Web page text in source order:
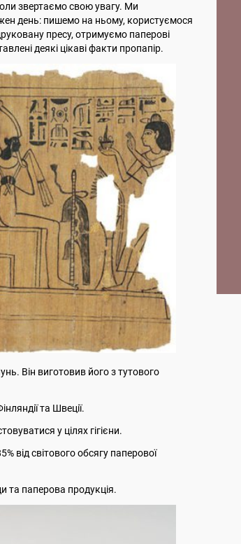
звертаємо свою увагу. Ми
день: пишемо на ньому, користуємося
пресу, отримуємо паперові
деякі цікаві факти пропапір.
Він виготовив його з тутового
та Швеції.
у цілях гігієни.
від світового обсягу паперової
та паперова продукція.